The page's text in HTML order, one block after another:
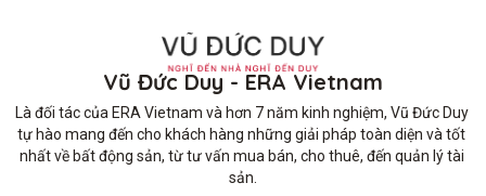
Vũ Đức Duy - ERA Vietnam
Là đối tác của ERA Vietnam và hơn 7 năm kinh nghiệm, Vũ Đức Duy
tự hào mang đến cho khách hàng những giải pháp toàn diện và tốt
nhất về bất động sản, từ tư vấn mua bán, cho thuê, đến quản lý tài
sản.